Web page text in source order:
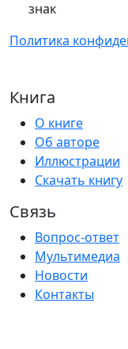
знак
Политика
Книга
О книге
Об авторе
Иллюстрации
Скачать книгу
Связь
Вопрос-ответ
Мультимедиа
Новости
Контакты